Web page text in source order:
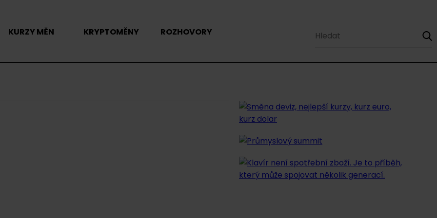
KURZY MĚN KRYPTOMĚNY ROZHOVORY